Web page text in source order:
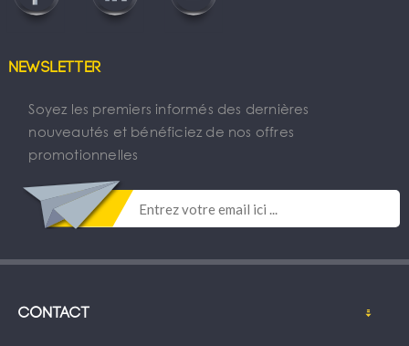
Newsletter
Soyez les premiers informés des dernières
nouveautés et bénéficiez de nos offres
promotionnelles
Contact